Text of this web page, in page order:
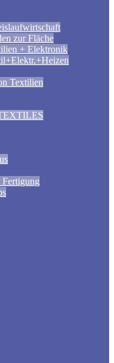
zur Fläche
+ Elektronik
Textilien